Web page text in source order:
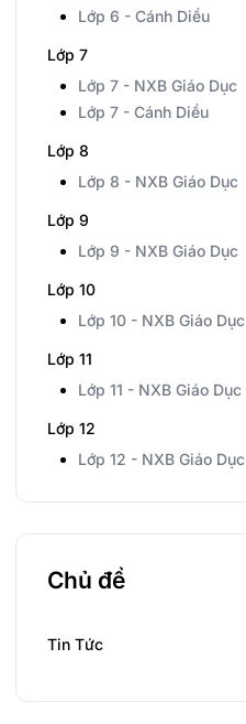
Lớp 6 - Cánh Diều
Lớp 7
Lớp 7 - NXB Giáo Dục
Lớp 7 - Cánh Diều
Lớp 8
Lớp 8 - NXB Giáo Dục
Lớp 9
Lớp 9 - NXB Giáo Dục
Lớp 10
Lớp 10 - NXB Giáo Dục
Lớp 11
Lớp 11 - NXB Giáo Dục
Lớp 12
Lớp 12 - NXB Giáo Dục
Chủ đề
Tin Tức